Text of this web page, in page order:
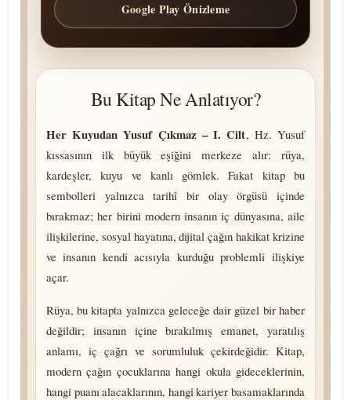
Google Play Önizleme
Bu Kitap Ne Anlatıyor?
Her Kuyudan Yusuf Çıkmaz – I. Cilt, Hz. Yusuf
kıssasının ilk büyük eşiğini merkeze alır: rüya,
kardeşler, kuyu ve kanlı gömlek. Fakat kitap bu
sembolleri yalnızca tarihî bir olay örgüsü içinde
bırakmaz; her birini modern insanın iç dünyasına, aile
ilişkilerine, sosyal hayatına, dijital çağın hakikat krizine
ve insanın kendi acısıyla kurduğu problemli ilişkiye
açar.
Rüya, bu kitapta yalnızca geleceğe dair güzel bir haber
değildir; insanın içine bırakılmış emanet, yaratılış
anlamı, iç çağrı ve sorumluluk çekirdeğidir. Kitap,
modern çağın çocuklarına hangi okula gideceklerinin,
hangi puanı alacaklarının, hangi kariyer basamaklarında